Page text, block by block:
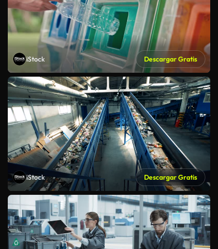
iStock Descargar Gratis
iStock Descargar Gratis